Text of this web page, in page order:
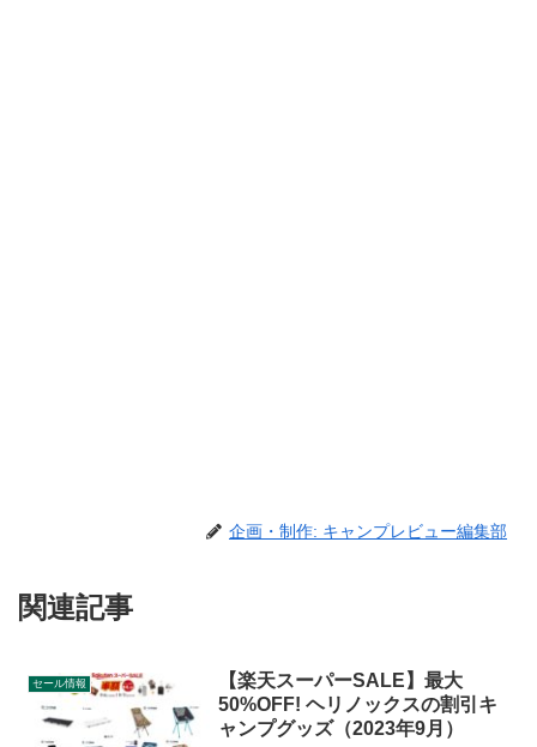
企画・制作: キャンプレビュー編集部
関連記事
セール情報
【楽天スーパーSALE】最大
50%OFF! ヘリノックスの割引キ
ャンプグッズ（2023年9月）